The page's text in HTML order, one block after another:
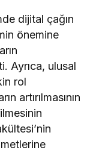
dijital çağın
önemine
Ayrıca, ulusal
rol
artırılmasının